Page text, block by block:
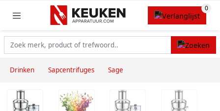
Drinken Sapcentrifuges Sage